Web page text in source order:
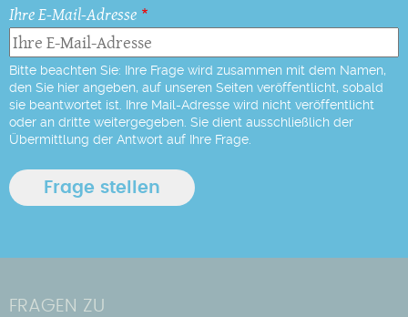
Ihre E-Mail-Adresse
Bitte beachten Sie: Ihre Frage wird zusammen mit dem Namen,
den Sie hier angeben, auf unseren Seiten veröffentlicht, sobald
sie beantwortet ist. Ihre Mail-Adresse wird nicht veröffentlicht
oder an dritte weitergegeben. Sie dient ausschließlich der
Übermittlung der Antwort auf Ihre Frage.
FRAGEN ZU